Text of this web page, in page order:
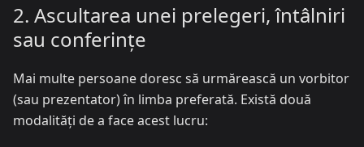
2. Ascultarea unei prelegeri, întâlniri
sau conferințe
Mai multe persoane doresc să urmărească un vorbitor
(sau prezentator) în limba preferată. Există două
modalități de a face acest lucru: